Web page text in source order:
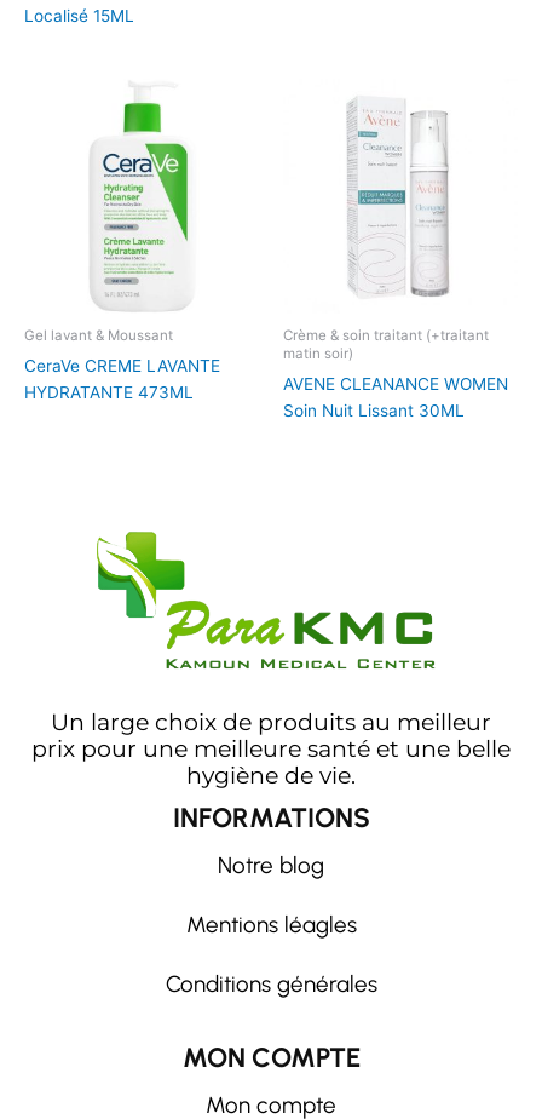
Localisé 15ML
Gel lavant & Moussant
CeraVe CREME LAVANTE
HYDRATANTE 473ML
Crème & soin traitant (+traitant
matin soir)
AVENE CLEANANCE WOMEN
Soin Nuit Lissant 30ML
Un large choix de produits au meilleur
prix pour une meilleure santé et une belle
hygiène de vie.
INFORMATIONS
Notre blog
Mentions léagles
Conditions générales
MON COMPTE
Mon compte